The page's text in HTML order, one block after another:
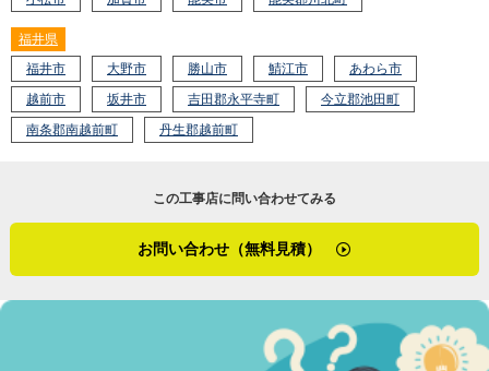
福井県
福井市
大野市 勝山市 鯖江市
あわら市
越前市
坂井市 吉田郡永平寺町
今立郡池田町
南条郡南越前町
丹生郡越前町
この工事店に問い合わせてみる
お問い合わせ（無料見積）